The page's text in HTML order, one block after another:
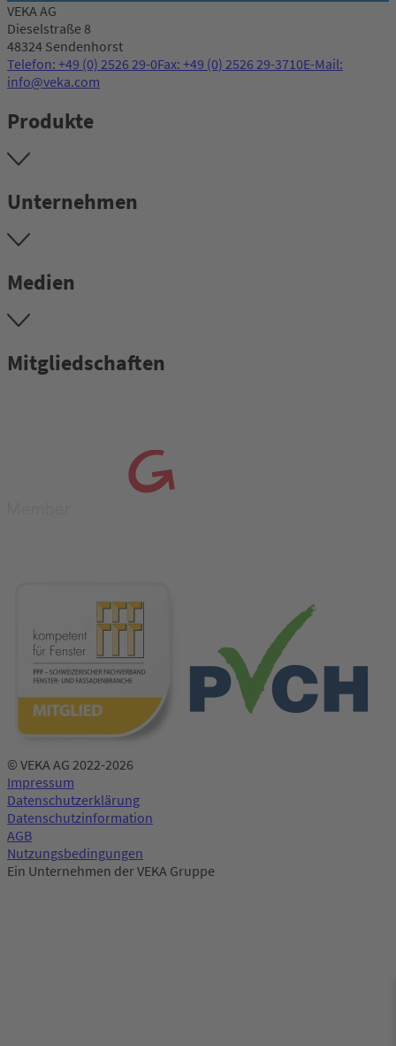
VEKA AG
Dieselstraße 8
48324 Sendenhorst
Telefon: +49 (0) 2526 29-0Fax: +49 (0) 2526 29-3710E-Mail:
info@veka.com
Produkte
Unternehmen
Medien
Mitgliedschaften
© VEKA AG 2022-2026
Impressum
Datenschutzerklärung
Datenschutzinformation
AGB
Nutzungsbedingungen
Ein Unternehmen der VEKA Gruppe